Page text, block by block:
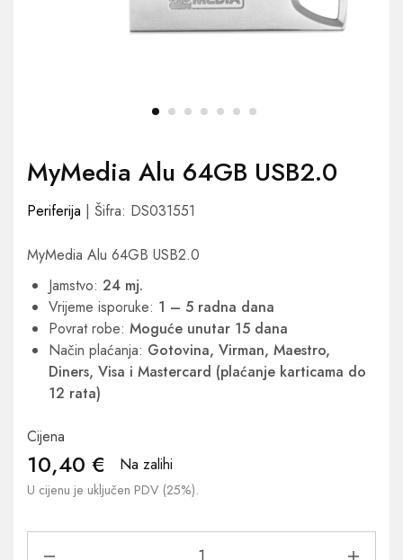
MyMedia Alu 64GB USB2.0
Periferija | Šifra: DS031551
MyMedia Alu 64GB USB2.0
Jamstvo: 24 mj.
Vrijeme isporuke: 1 – 5 radna dana
Povrat robe: Moguće unutar 15 dana
Način plaćanja: Gotovina, Virman, Maestro,
Diners, Visa i Mastercard (plaćanje karticama do
12 rata)
Cijena
10,40 € Na zalihi
U cijenu je uključen PDV (25%).